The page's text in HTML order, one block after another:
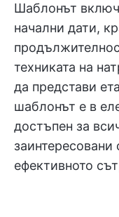
Шаблонът
начални дати,
техниката на
да представи
шаблонът е в
достъпен за
заинтересовани
ефективното